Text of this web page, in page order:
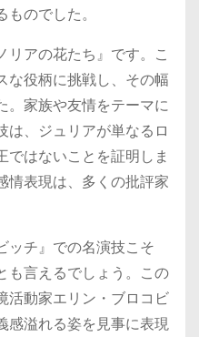
のでした。
リアの花たち』です。こ
な役柄に挑戦し、その幅
。家族や友情をテーマに
は、ジュリアが単なるロ
ではないことを証明しま
情表現は、多くの批評家
ッチ』での名演技こそ
も言えるでしょう。この
活動家エリン・ブロコビ
感溢れる姿を見事に表現